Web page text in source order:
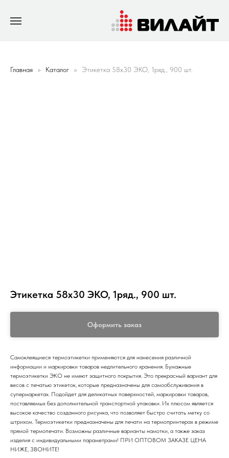
Главная Каталог Этикетка 58х30 ЭКО, 1ряд., 900 шт.
Этикетка 58х30 ЭКО, 1ряд., 900 шт.
Оформить заказ
Самоклеящиеся термоэтикетки применяются для нанесения различной
информации и маркировки товаров недлительного хранения. Бумажные
термоэтикетки ЭКО не имеют защитного покрытия. Это прекрасный вариант для
весов с печатью этикеток, которые предназначены для самообслуживания в
супермаркетах. Подойдет для деликатных поверхностей, маркировки товаров,
поставляемых без дополнительной транспортной упаковки. Их плюсом является
высокое качество созданного рисунка, что позволяет быстро считать метку со
штрихом. Термоэтикетки предназначены для печати на термопринтерах в режиме
прямой термопечати. Возможны различные варианты намотки, а также заказ
изделия с индивидуальными параметрами! ПРИ ОПТОВОМ ЗАКАЗЕ ЦЕНА
НИЖЕ, ЗВОНИТЕ!